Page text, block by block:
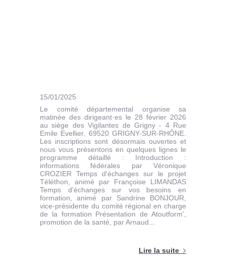
15/01/2025
Le comité départemental organise sa
matinée des dirigeant·es le 28 février 2026
au siège des Vigilantes de Grigny - 4 Rue
Emile Evellier, 69520 GRIGNY-SUR-RHÔNE.
Les inscriptions sont désormais ouvertes et
nous vous présentons en quelques lignes le
programme détaillé : Introduction :
informations fédérales par Véronique
CROZIER Temps d'échanges sur le projet
Téléthon, animé par Françoise LIMANDAS
Temps d'échanges sur vos besoins en
formation, animé par Sandrine BONJOUR,
vice-présidente du comité régional en charge
de la formation Présentation de Atoutform',
promotion de la santé, par Arnaud...
Lire la suite